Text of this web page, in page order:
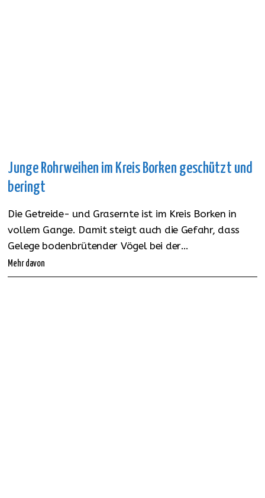
Junge Rohrweihen im Kreis Borken geschützt und
beringt
Die Getreide- und Grasernte ist im Kreis Borken in
vollem Gange. Damit steigt auch die Gefahr, dass
Gelege bodenbrütender Vögel bei der…
Mehr davon